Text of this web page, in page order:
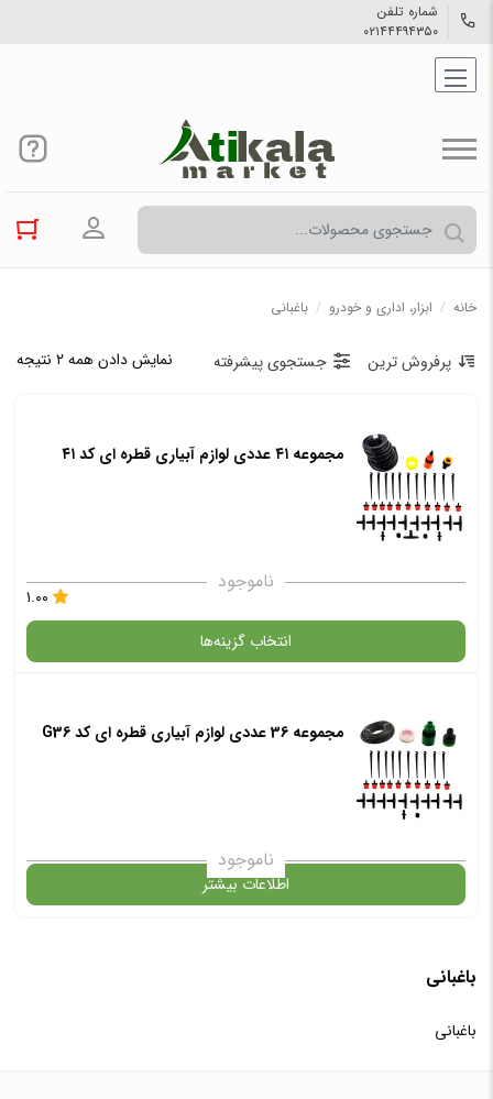
شماره تلفن
۰۲۱۴۴۴۹۴۳۵۰
ورود به
خانه / ابزار، اداری و خودرو / باغبانی
نمایش دادن همه ۲ نتیجه پرفروش ترین جستجوی پیشرفته
مجموعه ۴۱ عددی لوازم آبیاری قطره ای کد ۴۱
ناموجود
۱.۰۰
انتخاب گزینه‌ها
در حال حاضر این محصول در انبار موجود نیست و در دسترس نمی باشد.
✧ چت با پشتیبان واتس آپ
مجموعه 36 عددی لوازم آبیاری قطره ای کد G36
ناموجود
اطلاعات بیشتر
در حال حاضر این محصول در انبار موجود نیست و در دسترس نمی باشد.باغبانی
باغبانی